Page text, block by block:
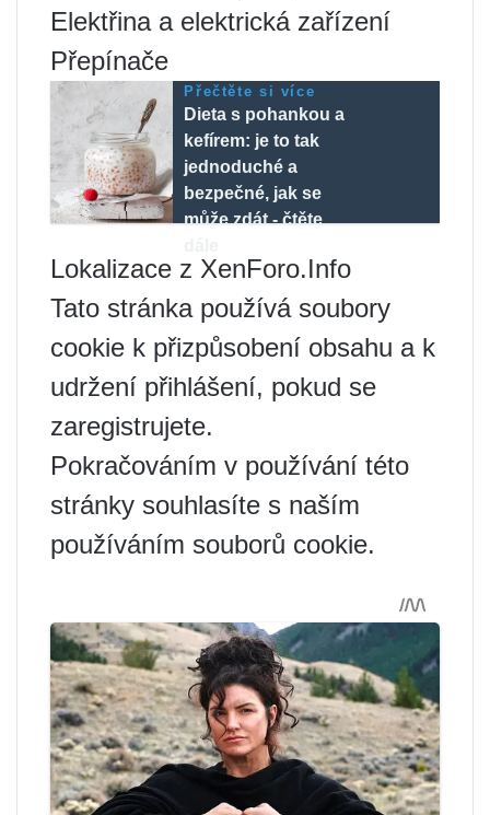
Elektřina a elektrická zařízení
Přepínače
Přečtěte si více
Dieta s pohankou a
kefírem: je to tak
jednoduché a
bezpečné, jak se
může zdát - čtěte
Lokalizace z XenForo.Info
Tato stránka používá soubory
cookie k přizpůsobení obsahu a k
udržení přihlášení, pokud se
zaregistrujete.
Pokračováním v používání této
stránky souhlasíte s naším
používáním souborů cookie.